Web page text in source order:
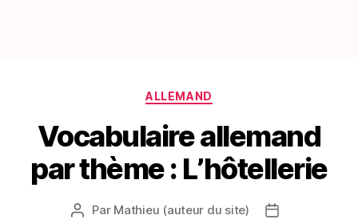
Catégories
ALLEMAND
Vocabulaire allemand
par thème : L’hôtellerie
Auteur
Par Mathieu (auteur du site)
Date